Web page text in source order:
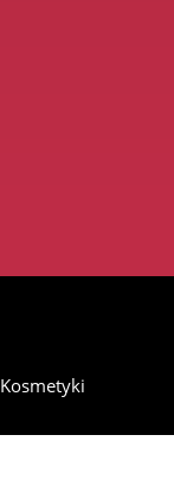
Kosmetyki